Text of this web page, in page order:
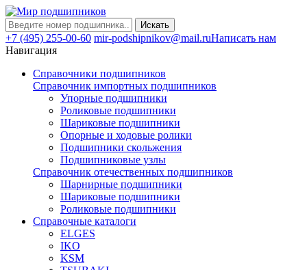
Искать
+7 (495) 255-00-60 mir-podshipnikov@mail.ruНаписать нам
Навигация
Справочники подшипников
Справочник импортных подшипников
Упорные подшипники
Роликовые подшипники
Шариковые подшипники
Опорные и ходовые ролики
Подшипники скольжения
Подшипниковые узлы
Справочник отечественных подшипников
Шарнирные подшипники
Шариковые подшипники
Роликовые подшипники
Справочные каталоги
ELGES
IKO
KSM